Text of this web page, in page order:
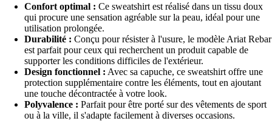
Confort optimal : Ce sweatshirt est réalisé dans un tissu doux
qui procure une sensation agréable sur la peau, idéal pour une
utilisation prolongée.
Durabilité : Conçu pour résister à l'usure, le modèle Ariat Rebar
est parfait pour ceux qui recherchent un produit capable de
supporter les conditions difficiles de l'extérieur.
Design fonctionnel : Avec sa capuche, ce sweatshirt offre une
protection supplémentaire contre les éléments, tout en ajoutant
une touche décontractée à votre look.
Polyvalence : Parfait pour être porté sur des vêtements de sport
ou à la ville, il s'adapte facilement à diverses occasions.